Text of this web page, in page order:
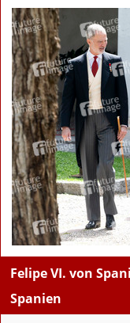
Felipe VI. von
Spanien